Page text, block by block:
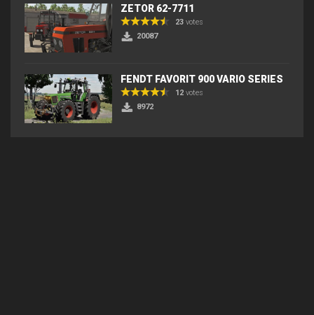
ZETOR 62-7711
23 votes
20087
FENDT FAVORIT 900 VARIO SERIES
12 votes
8972